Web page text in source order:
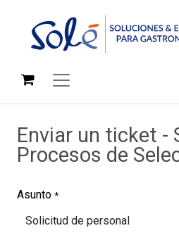
Enviar un ticket -
Procesos de
Asunto *